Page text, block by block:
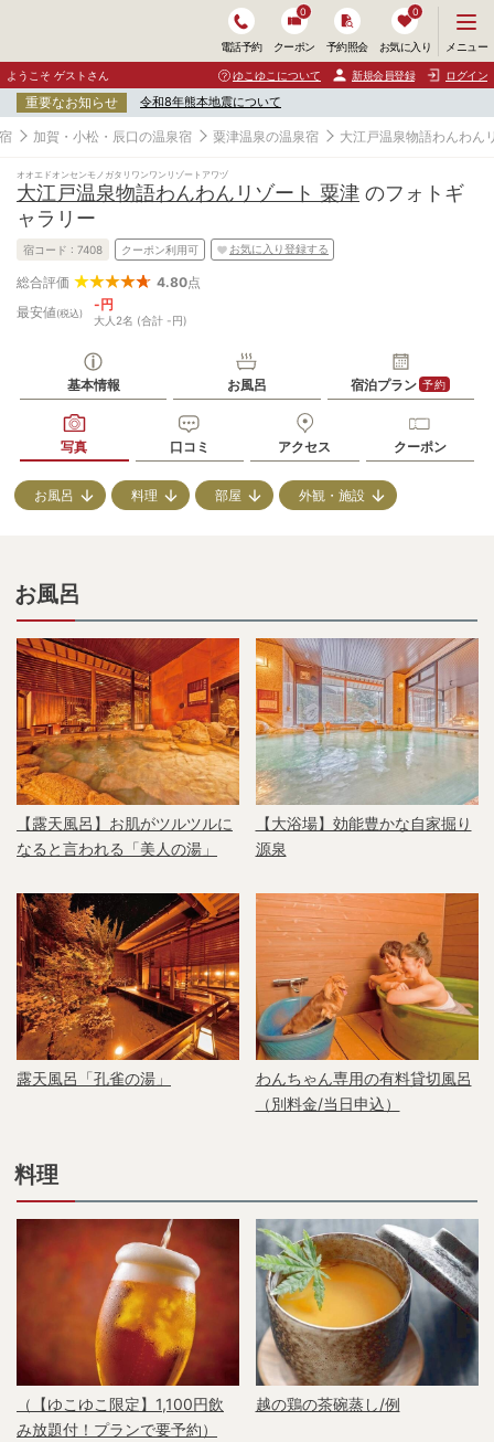
電話予約 クーポン
0
予約照会 お気に入り
0
ニ
ュ
ー
開
く
メニュー
ようこそ ゲストさん ゆこゆこについて 新規会員登録 ログイン
重要なお知らせ 令和8年熊本地震について
加賀・小松・辰口の温泉宿 粟津温泉の温泉宿 大江戸温泉物語わんわん
オオエドオンセンモノガタリワンワンリゾートアワヅ
大江戸温泉物語わんわんリゾート 粟津 のフォトギ
ャラリー
宿コード : 7408 クーポン利用可 お気に入り登録する
総合評価 4.80点
最安値(税込)
-円
大人2名 (合計 -円)
基本情報 お風呂 宿泊プラン 予約
写真 口コミ アクセス クーポン
お風呂 料理 部屋 外観・施設
お風呂
【露天風呂】お肌がツルツルに
なると言われる「美人の湯」
【大浴場】効能豊かな自家掘り
源泉
露天風呂「孔雀の湯」
わんちゃん専用の有料貸切風呂
（別料金/当日申込）
料理
（【ゆこゆこ限定】1,100円飲
み放題付！プランで要予約）
越の鶏の茶碗蒸し/例